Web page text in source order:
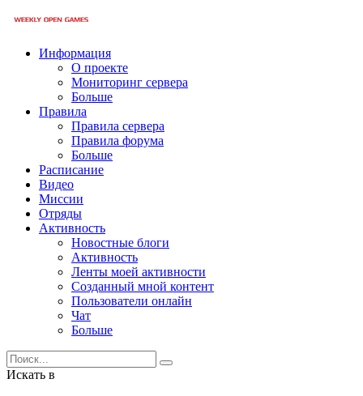
Информация
О проекте
Мониторинг сервера
Больше
Правила
Правила сервера
Правила форума
Больше
Расписание
Видео
Миссии
Отряды
Активность
Новостные блоги
Активность
Ленты моей активности
Созданный мной контент
Пользователи онлайн
Чат
Больше
Искать в